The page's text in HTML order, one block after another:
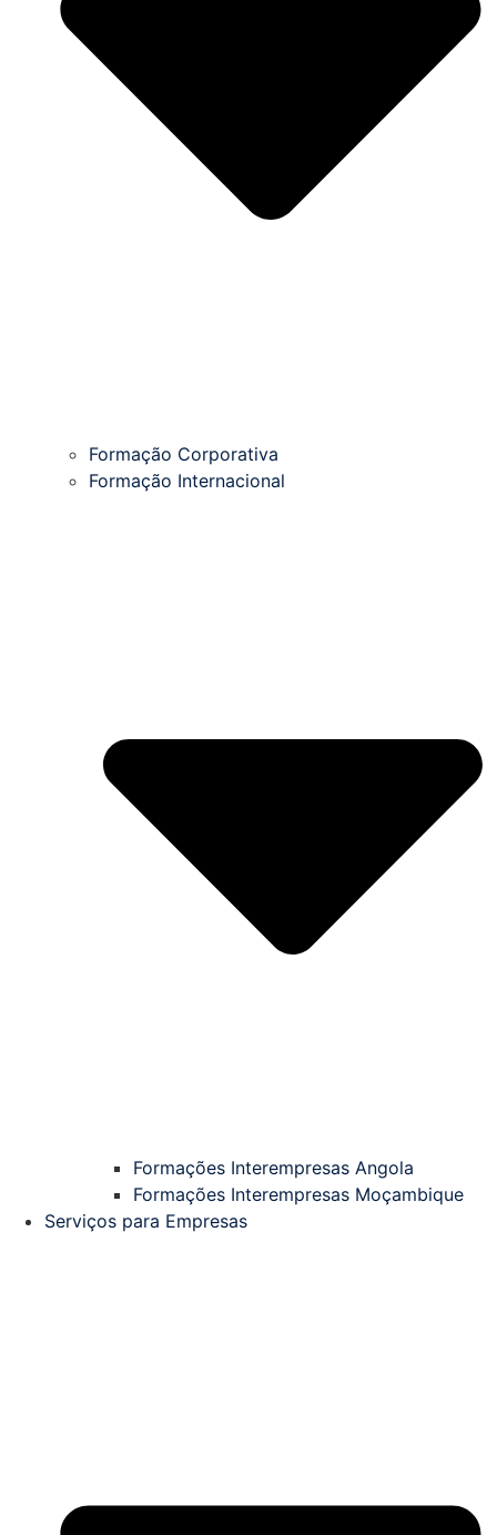
Formação Corporativa
Formação Internacional
Formações Interempresas Angola
Formações Interempresas Moçambique
Serviços para Empresas